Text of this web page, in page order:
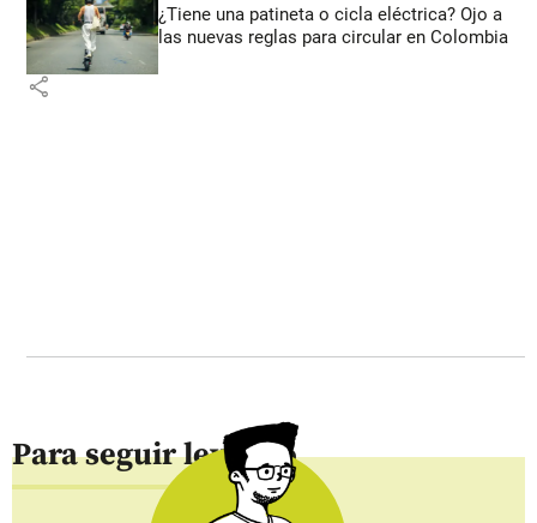
¿Tiene una patineta o cicla eléctrica? Ojo a
las nuevas reglas para circular en Colombia
share
Para seguir leyendo